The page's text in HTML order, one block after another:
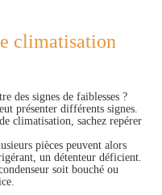
climatisation
des signes de faiblesses ?
présenter différents signes.
climatisation, sachez repérer
pièces peuvent alors
un détenteur déficient.
soit bouché ou